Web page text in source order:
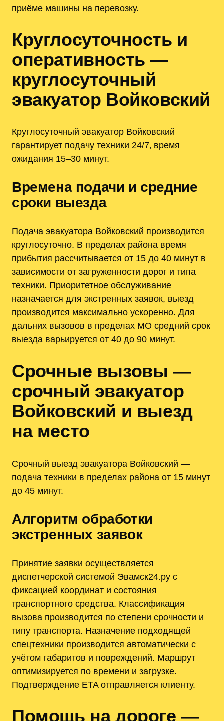
приёме машины на перевозку.
Круглосуточность и
оперативность —
круглосуточный
эвакуатор Войковский
Круглосуточный эвакуатор Войковский
гарантирует подачу техники 24/7‚ время
ожидания 15–30 минут.
Времена подачи и средние
сроки выезда
Подача эвакуатора Войковский производится
круглосуточно. В пределах района время
прибытия рассчитывается от 15 до 40 минут в
зависимости от загруженности дорог и типа
техники. Приоритетное обслуживание
назначается для экстренных заявок, выезд
производится максимально ускоренно. Для
дальних вызовов в пределах МО средний срок
выезда варьируется от 40 до 90 минут.
Срочные вызовы —
срочный эвакуатор
Войковский и выезд
на место
Срочный выезд эвакуатора Войковский —
подача техники в пределах района от 15 минут
до 45 минут.
Алгоритм обработки
экстренных заявок
Принятие заявки осуществляется
диспетчерской системой Эвамск24.ру с
фиксацией координат и состояния
транспортного средства. Классификация
вызова производится по степени срочности и
типу транспорта. Назначение подходящей
спецтехники производится автоматически с
учётом габаритов и повреждений. Маршрут
оптимизируется по времени и загрузке.
Подтверждение ETA отправляется клиенту.
Помощь на дороге —